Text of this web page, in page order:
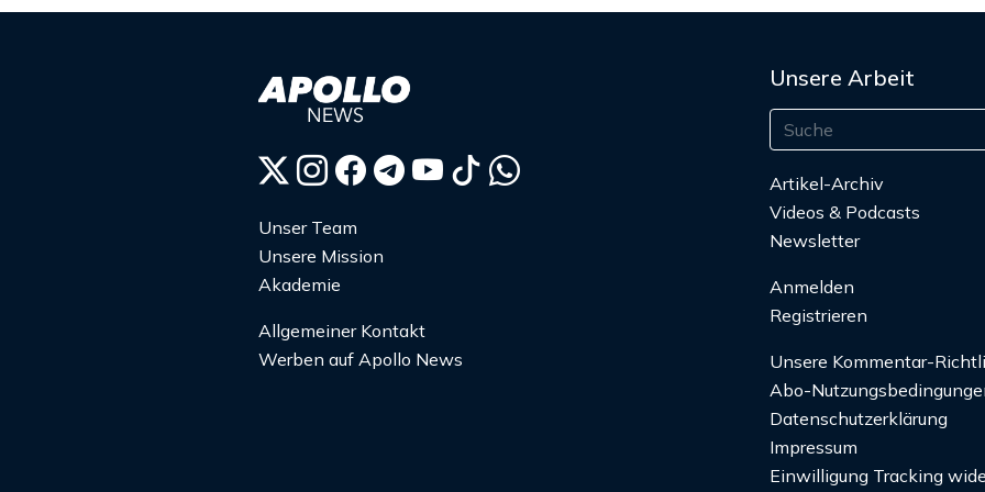
Unser Team
Unsere Mission
Akademie
Allgemeiner Kontakt
Werben auf Apollo News
Unsere Arbeit
Artikel-Archiv
Videos & Podcasts
Newsletter
Anmelden
Registrieren
Unsere Kommentar-
Abo-
Datenschutzerklärung
Impressum
Einwilligung Tracking